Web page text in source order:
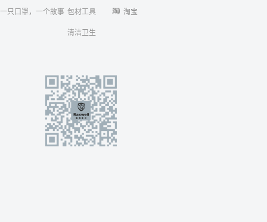
一只口罩，一个故事 包材工具
清洁卫生
淘宝